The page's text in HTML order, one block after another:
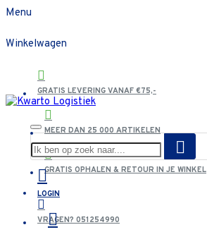
Menu
Winkelwagen
GRATIS LEVERING VANAF €75,-
MEER DAN 25 000 ARTIKELEN
GRATIS OPHALEN & RETOUR IN JE WINKEL
VRAGEN? 051254990
LOGIN